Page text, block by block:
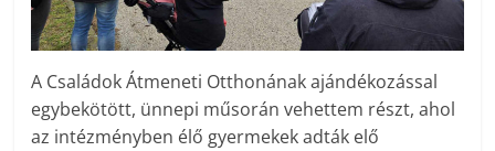
A Családok Átmeneti Otthonának ajándékozással
egybekötött, ünnepi műsorán vehettem részt, ahol
az intézményben élő gyermekek adták elő